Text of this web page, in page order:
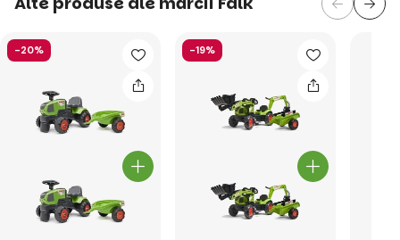
-20% -19%